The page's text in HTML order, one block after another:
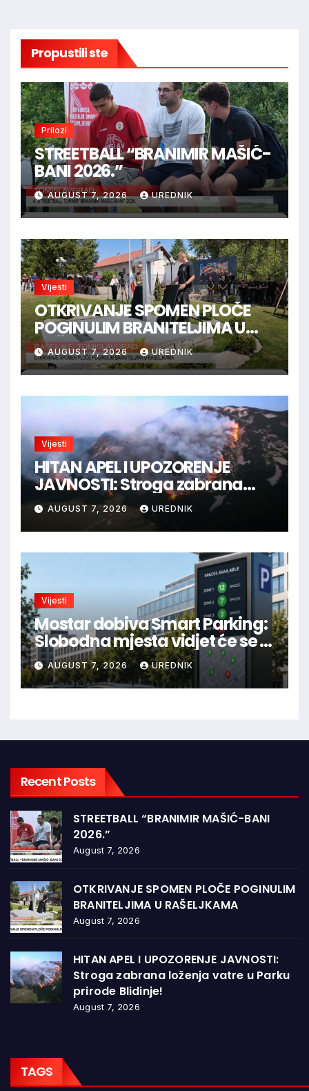
Propustili ste
Prilozi
STREETBALL “BRANIMIR MAŠIĆ-
BANI 2026.”
AUGUST 7, 2026 UREDNIK
Vijesti
OTKRIVANJE SPOMEN PLOČE
POGINULIM BRANITELJIMA U
RAŠELJKAMA
AUGUST 7, 2026 UREDNIK
Vijesti
HITAN APEL I UPOZORENJE
JAVNOSTI: Stroga zabrana
loženja vatre u Parku prirode
Blidinje!
AUGUST 7, 2026 UREDNIK
Vijesti
Mostar dobiva Smart Parking:
Slobodna mjesta vidjet će se u
aplikaciji
AUGUST 7, 2026 UREDNIK
Recent Posts
STREETBALL “BRANIMIR MAŠIĆ-BANI
2026.”
August 7, 2026
OTKRIVANJE SPOMEN PLOČE POGINULIM
BRANITELJIMA U RAŠELJKAMA
August 7, 2026
HITAN APEL I UPOZORENJE JAVNOSTI:
Stroga zabrana loženja vatre u Parku
prirode Blidinje!
August 7, 2026
TAGS